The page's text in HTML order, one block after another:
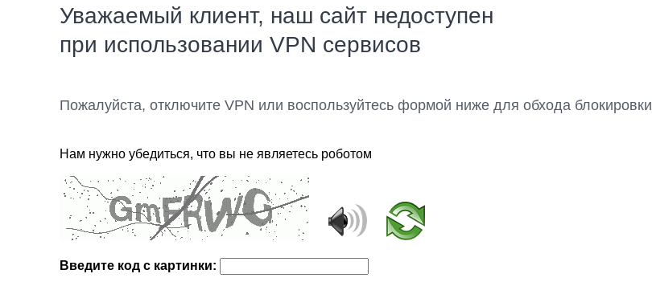
Уважаемый клиент, наш сайт недоступен
при использовании VPN сервисов
Пожалуйста, отключите VPN или воспользуйтесь формой ниже для обхода блокировки
Нам нужно убедиться, что вы не являетесь роботом
Введите код с картинки: